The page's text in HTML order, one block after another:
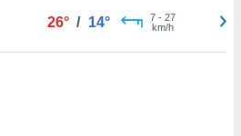
26° / 14° 7- 27
km/h